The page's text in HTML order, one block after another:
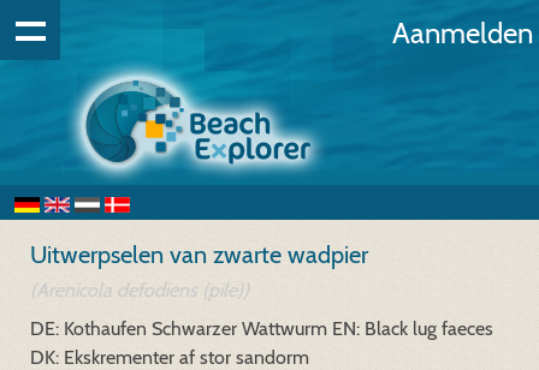
Aanmelden
Uitwerpselen van zwarte wadpier
(Arenicola defodiens (pile))
DE: Kothaufen Schwarzer Wattwurm EN: Black lug faeces
DK: Ekskrementer af stor sandorm